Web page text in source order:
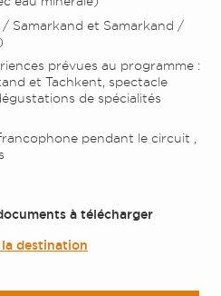
Samarkand et Samarkand /
prévues au programme :
et Tachkent, spectacle
de spécialités
pendant le circuit ,
à télécharger
destination